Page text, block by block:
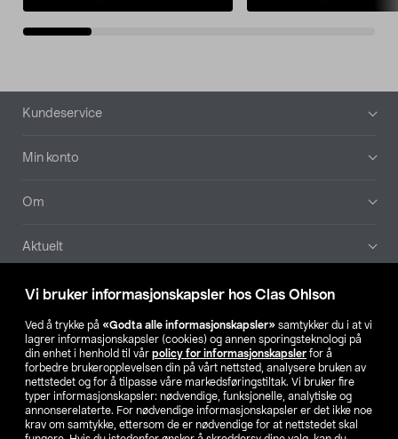
Vi bruker informasjonskapsler hos Clas Ohlson
Ved å trykke på «Godta alle informasjonskapsler» samtykker du i at vi
lagrer informasjonskapsler (cookies) og annen sporingsteknologi på
din enhet i henhold til vår policy for informasjonskapsler for å
forbedre brukeropplevelsen din på vårt nettsted, analysere bruken av
nettstedet og for å tilpasse våre markedsføringstiltak. Vi bruker fire
typer informasjonskapsler: nødvendige, funksjonelle, analytiske og
annonserelaterte. For nødvendige informasjonskapsler er det ikke noe
krav om samtykke, ettersom de er nødvendige for at nettstedet skal
Bunntekst
Kundeservice
Min konto
Om
Aktuelt
Våre selskaper
Finn din butikk
SE NO FI